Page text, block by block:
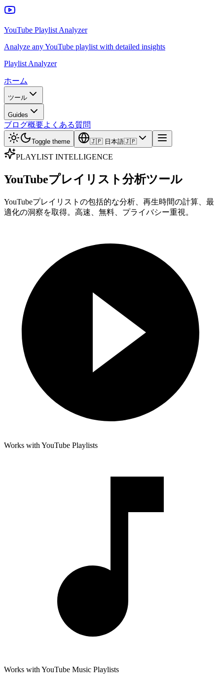
YouTube Playlist Analyzer
Analyze any YouTube playlist with detailed insights
Playlist Analyzer
ホーム
ツール
Guides
ブログ概要よくある質問
Toggle theme 🇯🇵 日本語🇯🇵
PLAYLIST INTELLIGENCE
YouTubeプレイリスト分析ツール
YouTubeプレイリストの包括的な分析、再生時間の計算、最
適化の洞察を取得。高速、無料、プライバシー重視。
Works with YouTube Playlists
Works with YouTube Music Playlists